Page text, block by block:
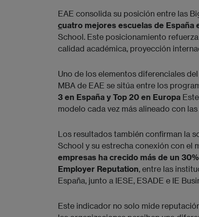
EAE consolida su posición entre las
cuatro mejores escuelas de España
School. Este posicionamiento
calidad académica, proyección
Uno de los elementos diferenciales
MBA de EAE se sitúa entre los
3 en España y Top 20 en Europa
modelo cada vez más alineado con
Los resultados también confirman la
School y su estrecha conexión con el
empresas ha crecido más de un 30%
Employer Reputation, entre las
España, junto a IESE, ESADE e IE
Este indicador no solo mide